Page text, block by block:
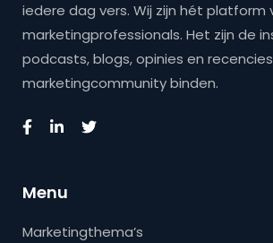
iedere dag vers. Wij zijn hét platform
marketingprofessionals. Het zijn de
podcasts, blogs, opinies en
marketingcommunity binden.
Menu
Marketingthema’s